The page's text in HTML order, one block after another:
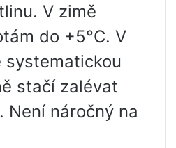
V zimě
do +5°C. V
stačí zalévat
Není náročný na